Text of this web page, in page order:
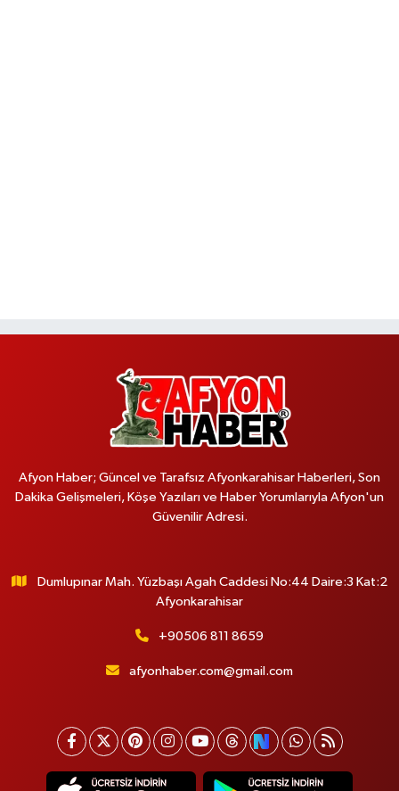
Afyon Haber; Güncel ve Tarafsız Afyonkarahisar Haberleri, Son
Dakika Gelişmeleri, Köşe Yazıları ve Haber Yorumlarıyla Afyon'un
Güvenilir Adresi.
Dumlupınar Mah. Yüzbaşı Agah Caddesi No:44 Daire:3 Kat:2
Afyonkarahisar
+90506 811 8659
afyonhaber.com@gmail.com